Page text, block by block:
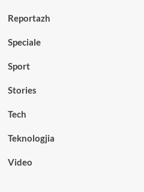
Reportazh
Speciale
Sport
Stories
Tech
Teknologjia
Video